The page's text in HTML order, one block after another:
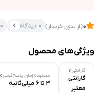
0(از بدون خریدار) 0 دیدگاه 0 پرسش
ویژگی‌های محصول
گارانتی
گارانتی
معتبر
محدوده زمان پاسخ‌گویی
3 تا 6 میلی‌ثانیه